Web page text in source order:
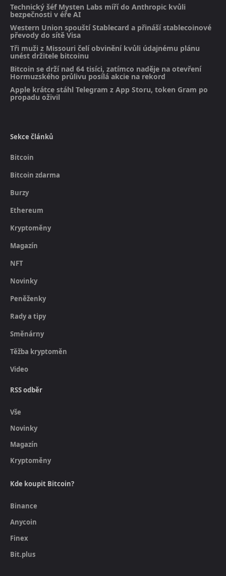
Technický šéf Mysten Labs míří do Anthropic kvůli
bezpečnosti v éře AI
Western Union spouští Stablecard a přináší stablecoinové
převody do sítě Visa
Tři muži z Missouri čelí obvinění kvůli údajnému plánu
unést držitele bitcoinu
Bitcoin se drží nad 64 tisíci, zatímco naděje na otevření
Hormuzského průlivu posílá akcie na rekord
Apple krátce stáhl Telegram z App Storu, token Gram po
propadu oživil
Sekce článků
Bitcoin
Bitcoin zdarma
Burzy
Ethereum
Kryptoměny
Magazín
NFT
Novinky
Peněženky
Rady a tipy
Směnárny
Těžba kryptoměn
Video
RSS odběr
Vše
Novinky
Magazín
Kryptoměny
Kde koupit Bitcoin?
Binance
Anycoin
Finex
Bit.plus